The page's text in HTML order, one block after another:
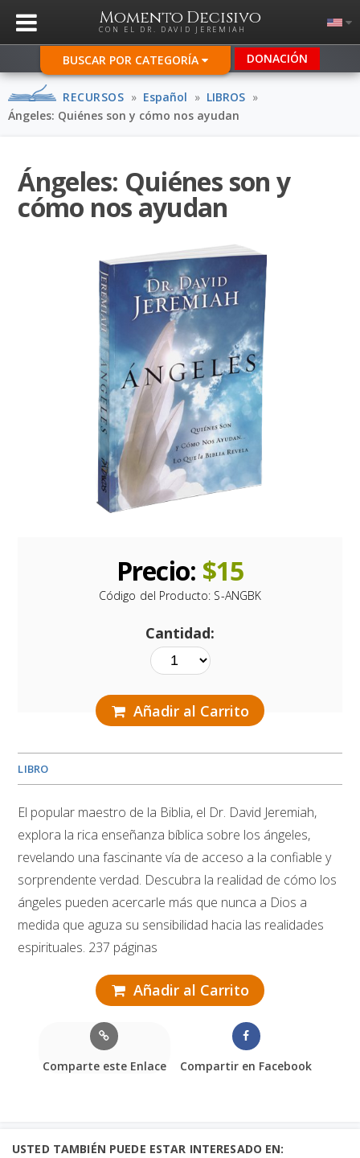
Momento Decisivo
CON EL DR. DAVID JEREMIAH
BUSCAR POR CATEGORÍA DONACIÓN
RECURSOS » Español » LIBROS »
Ángeles: Quiénes son y cómo nos ayudan
Ángeles: Quiénes son y
cómo nos ayudan
Precio: $15
Código del Producto: S-ANGBK
Cantidad:
Añadir al Carrito
LIBRO
El popular maestro de la Biblia, el Dr. David Jeremiah,
explora la rica enseñanza bíblica sobre los ángeles,
revelando una fascinante vía de acceso a la confiable y
sorprendente verdad. Descubra la realidad de cómo los
ángeles pueden acercarle más que nunca a Dios a
medida que aguza su sensibilidad hacia las realidades
espirituales. 237 páginas
Añadir al Carrito
Comparte este Enlace Compartir en Facebook
USTED TAMBIÉN PUEDE ESTAR INTERESADO EN: